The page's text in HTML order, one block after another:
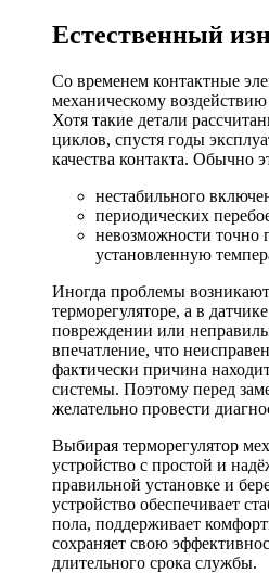
Естественный
Со временем контактные
механическому
Хотя такие детали
циклов, спустя годы
качества контакта. Обычно
нестабильного
периодических
невозможности точно
установленную
Иногда проблемы
терморегуляторе, а в
повреждении или
впечатление, что
фактически причина
системы. Поэтому перед
желательно провести
Выбирая терморегулятор
устройство с простой и
правильной установке и
устройство обеспечивает
пола, поддерживает
сохраняет свою
длительного срока службы.